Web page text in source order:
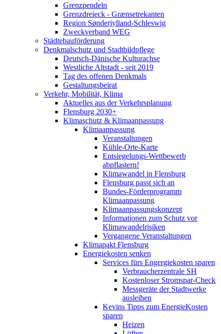
Grenzpendeln
Grenzdreieck - Grænsetrekanten
Region Sønderjylland-Schleswig
Zweckverband WEG
Städtebauförderung
Denkmalschutz und Stadtbildpflege
Deutsch-Dänische Kulturachse
Westliche Altstadt - seit 2019
Tag des offenen Denkmals
Gestaltungsbeirat
Verkehr, Mobilität, Klima
Aktuelles aus der Verkehrsplanung
Flensburg 2030+
Klimaschutz & Klimaanpassung
Klimaanpassung
Veranstaltungen
Kühle-Orte-Karte
Entsiegelungs-Wettbewerb
abpflastern!
Klimawandel in Flensburg
Flensburg passt sich an
Bundes-Förderprogramm
Klimaanpassung
Klimaanpassungskonzept
Informationen zum Schutz vor
Klimawandelrisiken
Vergangene Veranstaltungen
Klimapakt Flensburg
Energiekosten senken
Services fürs Engergiekosten sparen
Verbraucherzentrale SH
Kostenloser Stromspar-Check
Messgeräte der Stadtwerke
ausleihen
Kevins Tipps zum EnergieKosten
sparen
Heizen